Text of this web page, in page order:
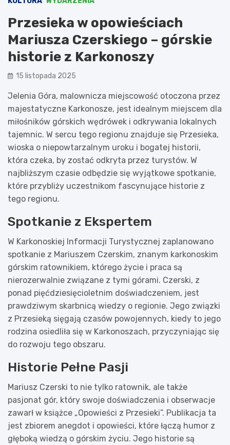
Przesieka w opowieściach
Mariusza Czerskiego – górskie
historie z Karkonoszy
15 listopada 2025
Jelenia Góra, malownicza miejscowość otoczona przez
majestatyczne Karkonosze, jest idealnym miejscem dla
miłośników górskich wędrówek i odkrywania lokalnych
tajemnic. W sercu tego regionu znajduje się Przesieka,
wioska o niepowtarzalnym uroku i bogatej historii,
która czeka, by zostać odkryta przez turystów. W
najbliższym czasie odbędzie się wyjątkowe spotkanie,
które przybliży uczestnikom fascynujące historie z
tego regionu.
Spotkanie z Ekspertem
W Karkonoskiej Informacji Turystycznej zaplanowano
spotkanie z Mariuszem Czerskim, znanym karkonoskim
górskim ratownikiem, którego życie i praca są
nierozerwalnie związane z tymi górami. Czerski, z
ponad pięćdziesięcioletnim doświadczeniem, jest
prawdziwym skarbnicą wiedzy o regionie. Jego związki
z Przesieką sięgają czasów powojennych, kiedy to jego
rodzina osiedliła się w Karkonoszach, przyczyniając się
do rozwoju tego obszaru.
Historie Pełne Pasji
Mariusz Czerski to nie tylko ratownik, ale także
pasjonat gór, który swoje doświadczenia i obserwacje
zawarł w książce „Opowieści z Przesieki”. Publikacja ta
jest zbiorem anegdot i opowieści, które łączą humor z
głęboką wiedzą o górskim życiu. Jego historie są